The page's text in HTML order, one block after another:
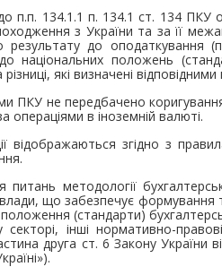
п.п. 134.1.1 п. 134.1 ст. 134 ПКУ
з України та за її
результату до оподаткування
національних положень
різниці, які визначені
ПКУ не передбачено
операціями в іноземній валюті.
відображаються згідно з
питань методології
що забезпечує формування
положення (стандарти)
інші нормативно-
друга ст. 6 Закону